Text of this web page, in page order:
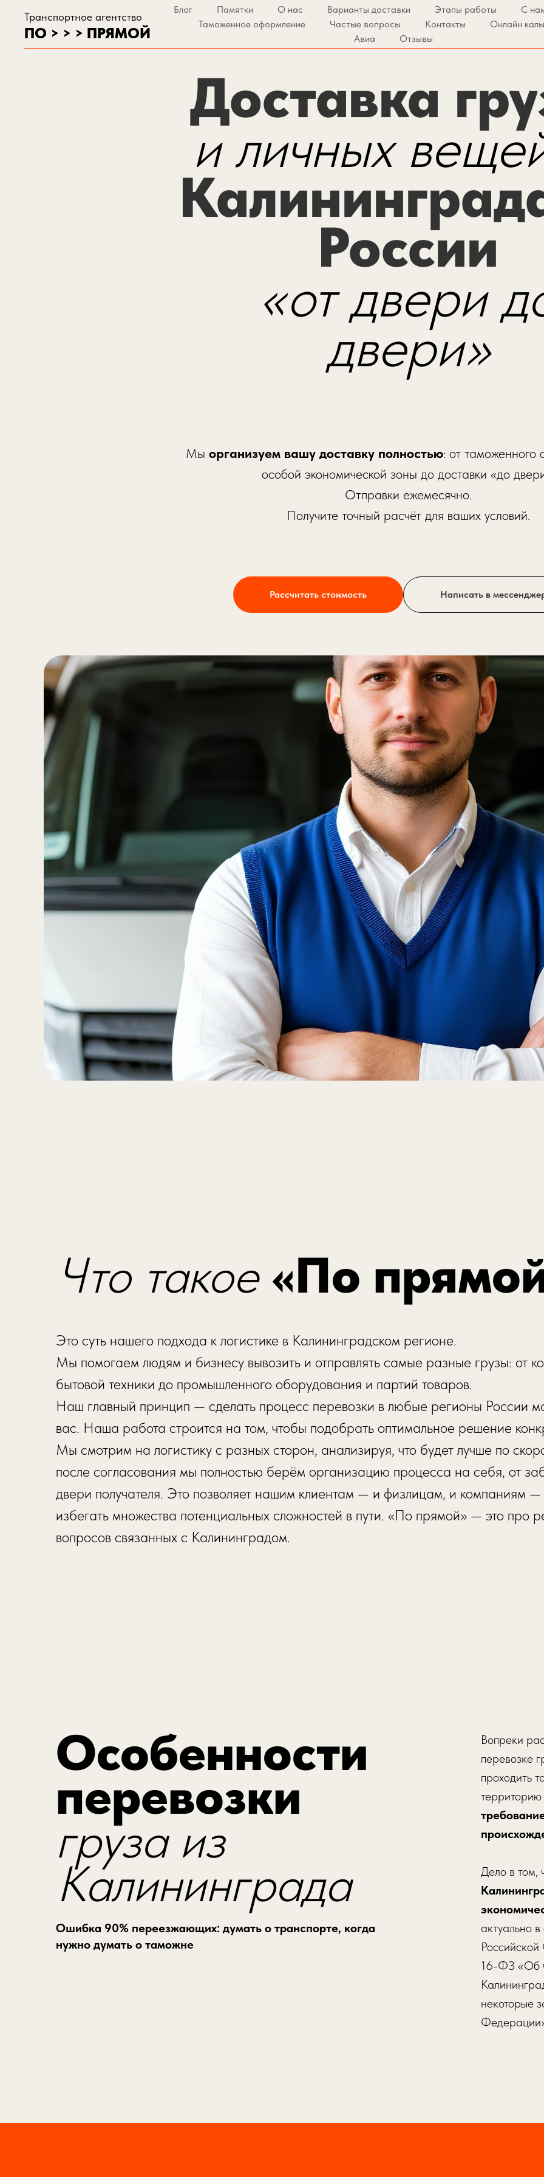
Транспортное агентство
ПО > > > ПРЯМОЙ
Блог Памятки О нас Варианты доставки Этапы работы
С
Таможенное оформление
Частые вопросы Контакты
Онлайн
Авиа
Отзывы
Доставка
и личных
России
«от двери
двери»
Мы организуем вашу доставку полностью: от таможенного
особой экономической зоны до доставки «до
Отправки ежемесячно.
Получите точный расчёт для ваших условий.
Рассчитать стоимость Написать в
Что такое«По
Это суть нашего подхода к логистике в Калининградском регионе.
Мы помогаем людям и бизнесу вывозить и отправлять самые разные грузы: от
бытовой техники до промышленного оборудования и партий товаров.
Наш главный принцип — сделать процесс перевозки в любые регионы России
вас. Наша работа строится на том, чтобы подобрать оптимальное решение
Мы смотрим на логистику с разных сторон, анализируя, что будет лучше по
после согласования мы полностью берём организацию процесса на себя, от
двери получателя. Это позволяет нашим клиентам — и физлицам, и компаниям
избегать множества потенциальных сложностей в пути. «По прямой» — это про
вопросов связанных с Калининградом.
Особенности
перевозки
груза из
Калининграда
Ошибка 90% переезжающих: думать о транспорте, когда
нужно думать о таможне
Вопреки
перевозке
проходить
Дело в том,
актуально
16-ФЗ «Об
некоторые